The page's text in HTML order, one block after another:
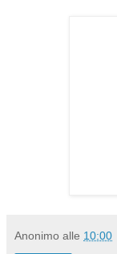
Anonimo alle 10:00